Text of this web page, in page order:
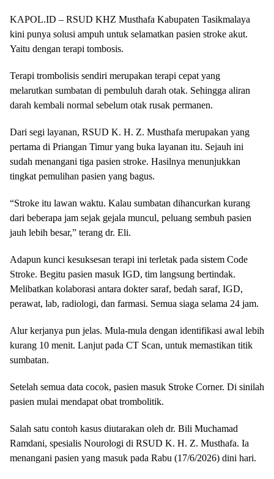
KAPOL.ID – RSUD KHZ Musthafa Kabupaten Tasikmalaya
kini punya solusi ampuh untuk selamatkan pasien stroke akut.
Yaitu dengan terapi tombosis.
Terapi trombolisis sendiri merupakan terapi cepat yang
melarutkan sumbatan di pembuluh darah otak. Sehingga aliran
darah kembali normal sebelum otak rusak permanen.
Dari segi layanan, RSUD K. H. Z. Musthafa merupakan yang
pertama di Priangan Timur yang buka layanan itu. Sejauh ini
sudah menangani tiga pasien stroke. Hasilnya menunjukkan
tingkat pemulihan pasien yang bagus.
“Stroke itu lawan waktu. Kalau sumbatan dihancurkan kurang
dari beberapa jam sejak gejala muncul, peluang sembuh pasien
jauh lebih besar,” terang dr. Eli.
Adapun kunci kesuksesan terapi ini terletak pada sistem Code
Stroke. Begitu pasien masuk IGD, tim langsung bertindak.
Melibatkan kolaborasi antara dokter saraf, bedah saraf, IGD,
perawat, lab, radiologi, dan farmasi. Semua siaga selama 24 jam.
Alur kerjanya pun jelas. Mula-mula dengan identifikasi awal lebih
kurang 10 menit. Lanjut pada CT Scan, untuk memastikan titik
sumbatan.
Setelah semua data cocok, pasien masuk Stroke Corner. Di sinilah
pasien mulai mendapat obat trombolitik.
Salah satu contoh kasus diutarakan oleh dr. Bili Muchamad
Ramdani, spesialis Nourologi di RSUD K. H. Z. Musthafa. Ia
menangani pasien yang masuk pada Rabu (17/6/2026) dini hari.